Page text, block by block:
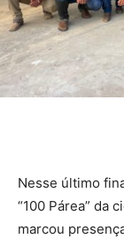
Nesse último
“100 Párea” da
marcou